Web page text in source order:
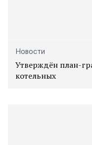
Новости
Утверждён план-
котельных